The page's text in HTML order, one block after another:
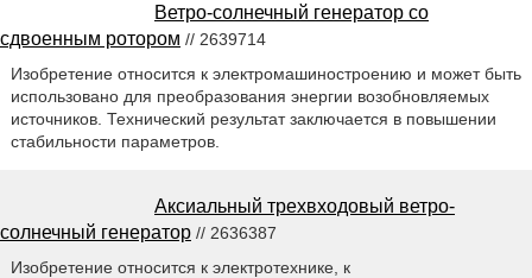
Ветро-солнечный генератор со
сдвоенным ротором // 2639714
Изобретение относится к электромашиностроению и может быть
использовано для преобразования энергии возобновляемых
источников. Технический результат заключается в повышении
стабильности параметров.
Аксиальный трехвходовый ветро-
солнечный генератор // 2636387
Изобретение относится к электротехнике, к